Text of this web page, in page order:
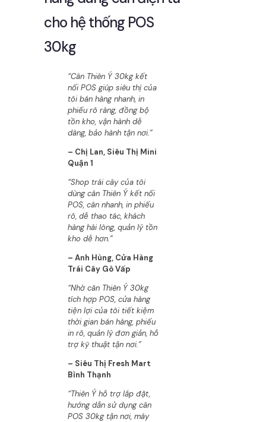
cho hệ thống POS
30kg
“Cân Thiên Ý 30kg kết
nối POS giúp siêu thị của
tôi bán hàng nhanh, in
phiếu rõ ràng, đồng bộ
tồn kho, vận hành dễ
dàng, bảo hành tận nơi.”
– Chị Lan, Siêu Thị Mini
Quận 1
“Shop trái cây của tôi
dùng cân Thiên Ý kết nối
POS, cân nhanh, in phiếu
rõ, dễ thao tác, khách
hàng hài lòng, quản lý tồn
kho dễ hơn.”
– Anh Hùng, Cửa Hàng
Trái Cây Gò Vấp
“Nhờ cân Thiên Ý 30kg
tích hợp POS, cửa hàng
tiện lợi của tôi tiết kiệm
thời gian bán hàng, phiếu
in rõ, quản lý đơn giản, hỗ
trợ kỹ thuật tận nơi.”
– Siêu Thị Fresh Mart
Bình Thạnh
“Thiên Ý hỗ trợ lắp đặt,
hướng dẫn sử dụng cân
POS 30kg tận nơi, máy